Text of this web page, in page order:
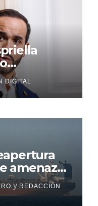
DIGITAL
amenazas
y REDACCIÓN